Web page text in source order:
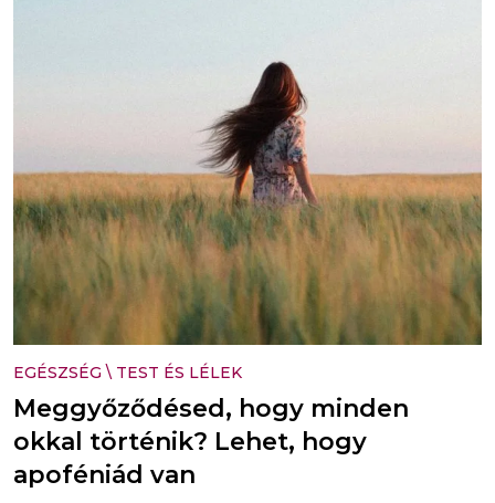
EGÉSZSÉG \ TEST ÉS LÉLEK
Meggyőződésed, hogy minden
okkal történik? Lehet, hogy
apoféniád van